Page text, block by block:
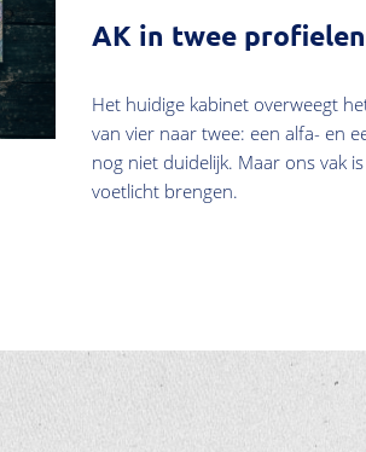
AK in twee profielen
Het huidige kabinet overweegt
van vier naar twee: een alfa- en
nog niet duidelijk. Maar ons vak
voetlicht brengen.